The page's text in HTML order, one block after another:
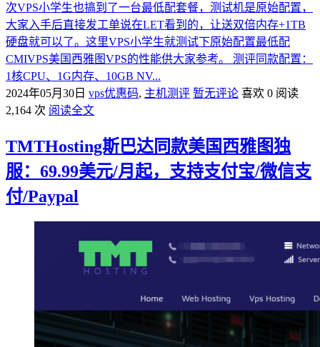
次VPS小学生也搞到了一台最低配套餐，测试机是原始配置，
大家入手后直接发工单说在LET看到的，让送双倍内存+1TB
硬盘就可以了。这里VPS小学生就测试下原始配置最低配
CMIVPS美国西雅图VPS的性能供大家参考。 测评同款配置：
1核CPU、1G内存、10GB NV...
2024年05月30日 vps优惠码, 主机测评 暂无评论 喜欢 0 阅读
2,164 次 阅读全文
TMTHosting斯巴达同款美国西雅图独
服：69.99美元/月起，支持支付宝/微信支
付/Paypal